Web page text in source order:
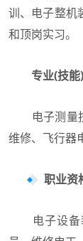
训、电子整机
和顶岗实习。
专业(技
电子测量技
维修、飞行器
职业资
电子设备